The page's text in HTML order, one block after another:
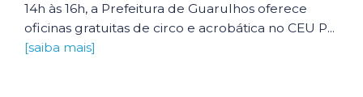
14h às 16h, a Prefeitura de Guarulhos oferece
oficinas gratuitas de circo e acrobática no CEU P...
[saiba mais]